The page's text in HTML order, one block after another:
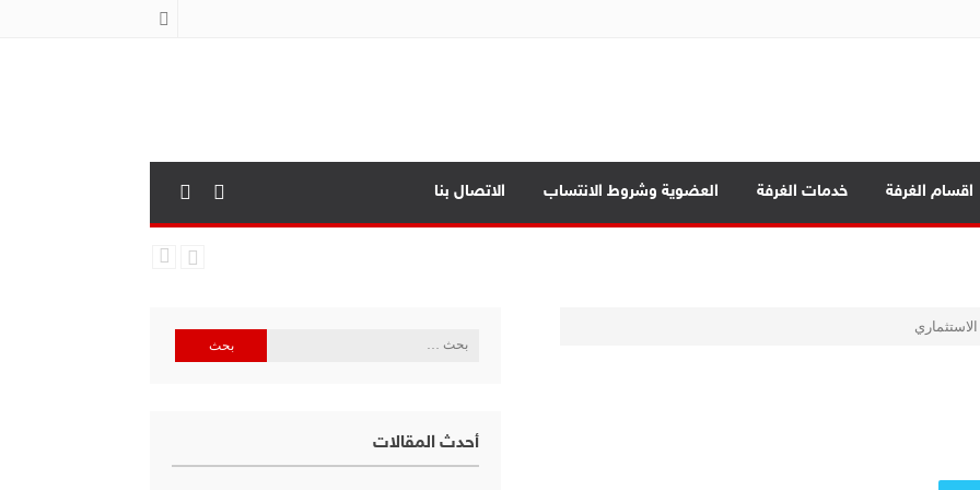
اقسام الغرفة خدمات الغرفة العضوية وشروط الانتساب الاتصال بنا
الرئيسية
بين المحافظات
البحث
أحدث المقالات